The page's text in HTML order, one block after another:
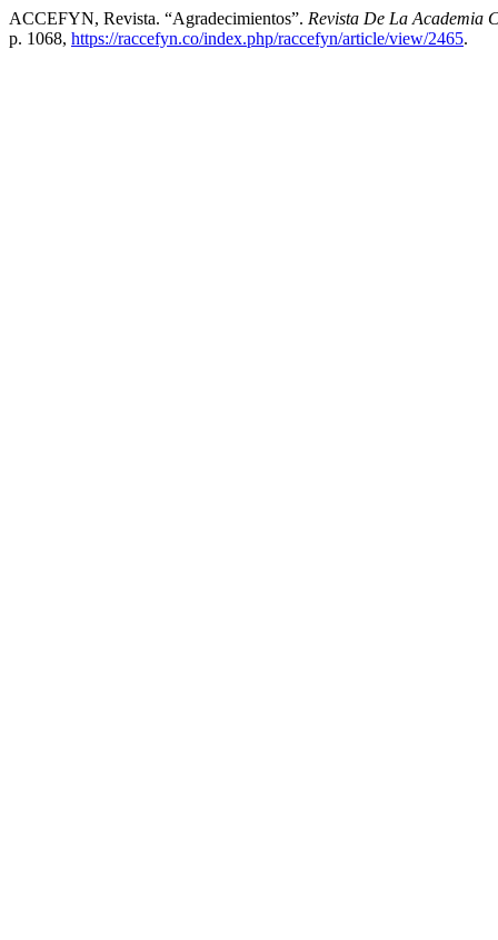
ACCEFYN, Revista. “Agradecimientos”. Revista De La Academia
p. 1068, https://raccefyn.co/index.php/raccefyn/article/view/2465.